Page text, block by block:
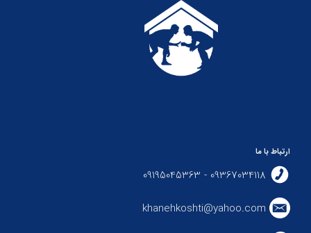
ارتباط با ما
09367034118 - 09195045363
khanehkoshti@yahoo.com